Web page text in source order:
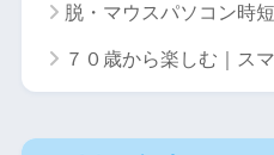
脱・マウスパソコン時
７０歳から楽しむ｜ス